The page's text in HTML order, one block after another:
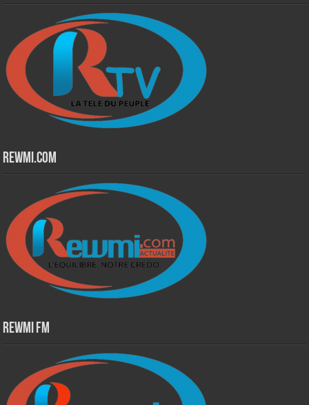
Rewmi.Com
Rewmi Fm